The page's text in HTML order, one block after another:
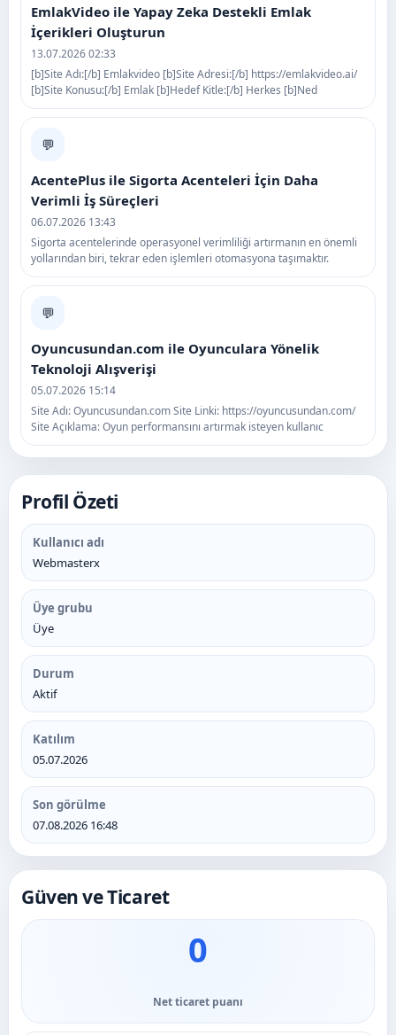
EmlakVideo ile Yapay Zeka Destekli Emlak
İçerikleri Oluşturun
13.07.2026 02:33
[b]Site Adı:[/b] Emlakvideo [b]Site Adresi:[/b] https://emlakvideo.ai/
[b]Site Konusu:[/b] Emlak [b]Hedef Kitle:[/b] Herkes [b]Ned
💬
AcentePlus ile Sigorta Acenteleri İçin Daha
Verimli İş Süreçleri
06.07.2026 13:43
Sigorta acentelerinde operasyonel verimliliği artırmanın en önemli
yollarından biri, tekrar eden işlemleri otomasyona taşımaktır.
💬
Oyuncusundan.com ile Oyunculara Yönelik
Teknoloji Alışverişi
05.07.2026 15:14
Site Adı: Oyuncusundan.com Site Linki: https://oyuncusundan.com/
Site Açıklama: Oyun performansını artırmak isteyen kullanıc
Profil Özeti
Kullanıcı adı
Webmasterx
Üye grubu
Üye
Durum
Aktif
Katılım
05.07.2026
Son görülme
07.08.2026 16:48
Güven ve Ticaret
0
Net ticaret puanı